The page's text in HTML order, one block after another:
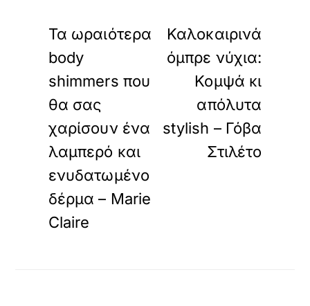
Τα ωραιότερα
body
shimmers που
θα σας
χαρίσουν ένα
λαμπερό και
ενυδατωμένο
δέρμα – Marie
Claire
Καλοκαιρινά
όμπρε νύχια:
Κομψά κι
απόλυτα
stylish – Γόβα
Στιλέτο